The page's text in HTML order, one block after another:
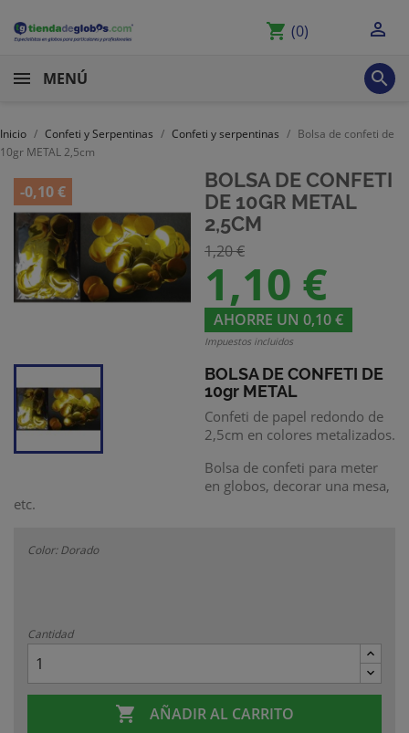
shopping_cart (0) 
MENÚ 
Inicio Confeti y Serpentinas Confeti y serpentinas
Bolsa de confeti de
10gr METAL 2,5cm
-0,10 €
BOLSA DE CONFETI
DE 10GR METAL
2,5CM
1,20 €
1,10 €
AHORRE UN 0,10 €
Impuestos incluidos
BOLSA DE CONFETI DE
10gr METAL
Confeti de papel redondo de
2,5cm en colores metalizados.
Bolsa de confeti para meter
en globos, decorar una mesa,
etc.
Color: Dorado
Cantidad
 AÑADIR AL CARRITO